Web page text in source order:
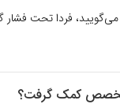
می‌گویید، فردا تحت فشار